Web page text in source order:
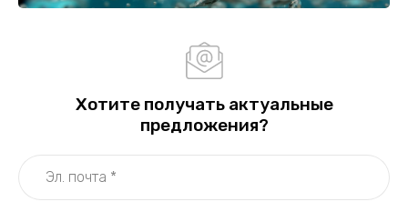
Хотите получать актуальные
предложения?